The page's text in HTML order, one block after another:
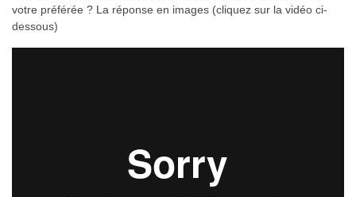
votre préférée ? La réponse en images (cliquez sur la vidéo ci-
dessous)